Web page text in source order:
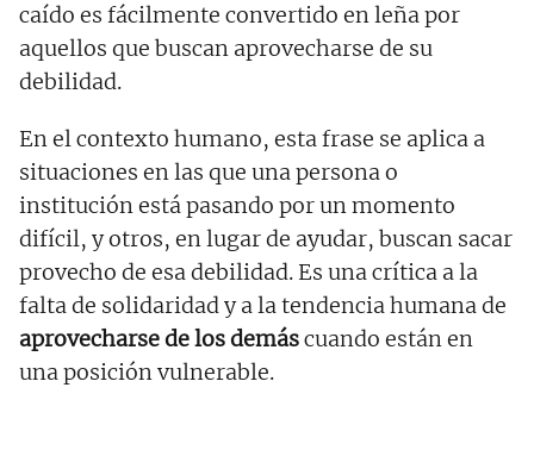
caído es fácilmente convertido en leña por
aquellos que buscan aprovecharse de su
debilidad.
En el contexto humano, esta frase se aplica a
situaciones en las que una persona o
institución está pasando por un momento
difícil, y otros, en lugar de ayudar, buscan sacar
provecho de esa debilidad. Es una crítica a la
falta de solidaridad y a la tendencia humana de
aprovecharse de los demáscuando están en
una posición vulnerable.